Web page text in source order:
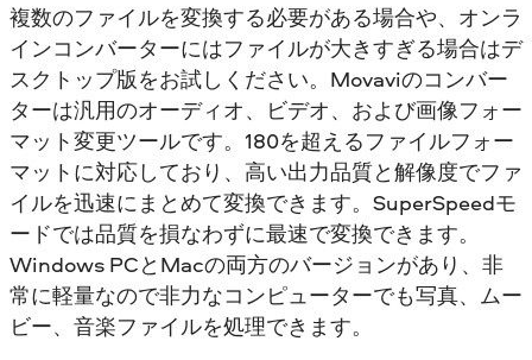
複数のファイルを変換する必要がある場合や、オンラ
インコンバーターにはファイルが大きすぎる場合はデ
スクトップ版をお試しください。Movaviのコンバー
ターは汎用のオーディオ、ビデオ、および画像フォー
マット変更ツールです。180を超えるファイルフォー
マットに対応しており、高い出力品質と解像度でファ
イルを迅速にまとめて変換できます。SuperSpeedモ
ードでは品質を損なわずに最速で変換できます。
Windows PCとMacの両方のバージョンがあり、非
常に軽量なので非力なコンピューターでも写真、ムー
ビー、音楽ファイルを処理できます。